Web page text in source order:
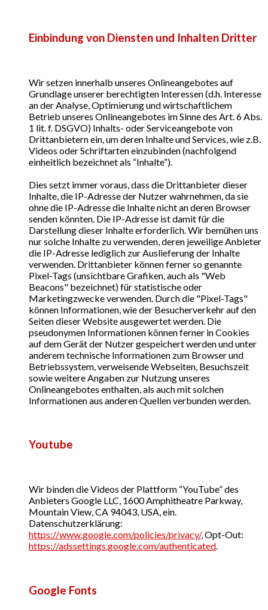
Einbindung von Diensten und Inhalten Dritter
Wir setzen innerhalb unseres Onlineangebotes auf
Grundlage unserer berechtigten Interessen (d.h. Interesse
an der Analyse, Optimierung und wirtschaftlichem
Betrieb unseres Onlineangebotes im Sinne des Art. 6 Abs.
1 lit. f. DSGVO) Inhalts- oder Serviceangebote von
Drittanbietern ein, um deren Inhalte und Services, wie z.B.
Videos oder Schriftarten einzubinden (nachfolgend
einheitlich bezeichnet als “Inhalte”).
Dies setzt immer voraus, dass die Drittanbieter dieser
Inhalte, die IP-Adresse der Nutzer wahrnehmen, da sie
ohne die IP-Adresse die Inhalte nicht an deren Browser
senden könnten. Die IP-Adresse ist damit für die
Darstellung dieser Inhalte erforderlich. Wir bemühen uns
nur solche Inhalte zu verwenden, deren jeweilige Anbieter
die IP-Adresse lediglich zur Auslieferung der Inhalte
verwenden. Drittanbieter können ferner so genannte
Pixel-Tags (unsichtbare Grafiken, auch als "Web
Beacons" bezeichnet) für statistische oder
Marketingzwecke verwenden. Durch die "Pixel-Tags"
können Informationen, wie der Besucherverkehr auf den
Seiten dieser Website ausgewertet werden. Die
pseudonymen Informationen können ferner in Cookies
auf dem Gerät der Nutzer gespeichert werden und unter
anderem technische Informationen zum Browser und
Betriebssystem, verweisende Webseiten, Besuchszeit
sowie weitere Angaben zur Nutzung unseres
Onlineangebotes enthalten, als auch mit solchen
Informationen aus anderen Quellen verbunden werden.
Youtube
Wir binden die Videos der Plattform “YouTube” des
Anbieters Google LLC, 1600 Amphitheatre Parkway,
Mountain View, CA 94043, USA, ein.
Datenschutzerklärung:
https://www.google.com/policies/privacy/, Opt-Out:
https://adssettings.google.com/authenticated.
Google Fonts